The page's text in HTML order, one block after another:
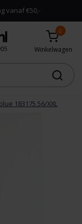
€50,-
0
Winkelwagen
183175 56/XXL